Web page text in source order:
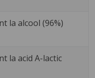
la alcool (96%)
la acid A-lactic